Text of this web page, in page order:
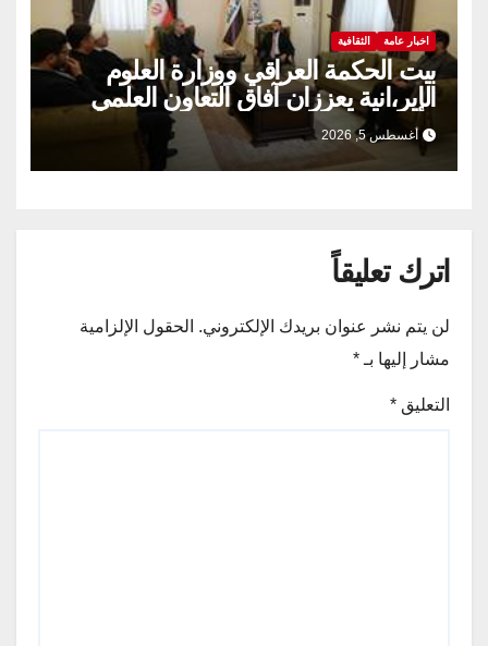
اخبار عامة الثقافية
بيت الحكمة العراقي ووزارة العلوم
الإير،انية يعززان آفاق التعاون العلمي
والثقافي.
أغسطس 5, 2026
اترك تعليقاً
لن يتم نشر عنوان بريدك الإلكتروني. الحقول الإلزامية
مشار إليها بـ *
التعليق *